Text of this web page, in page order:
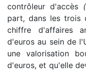
contrôleur d'accès
part, dans les trois
chiffre d'affaires
d'euros au sein de
une valorisation
d'euros, et qu'elle